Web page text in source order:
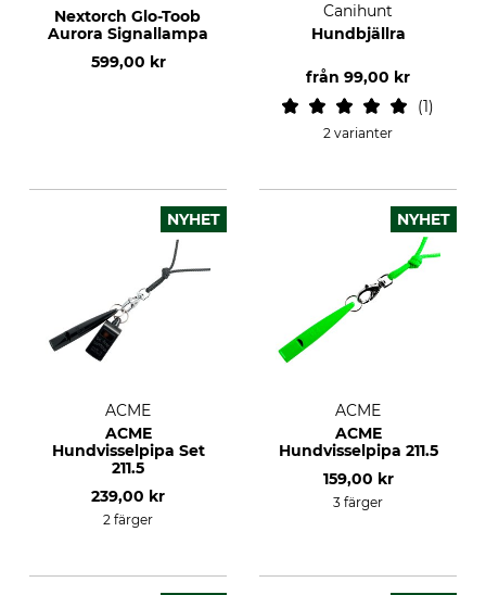
Nextorch Glo-Toob
Aurora Signallampa
599,00 kr
Canihunt
Hundbjällra
från 99,00 kr
1
2 varianter
NYHET
ACME
ACME
Hundvisselpipa Set
211.5
239,00 kr
2 färger
NYHET
ACME
ACME
Hundvisselpipa 211.5
159,00 kr
3 färger